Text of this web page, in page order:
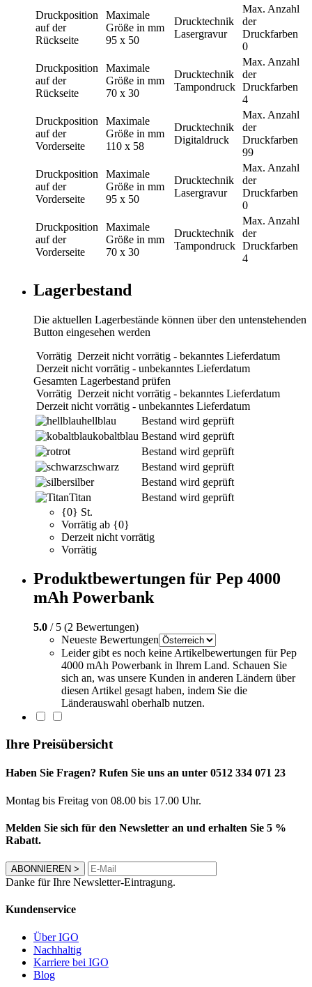
Druckposition
auf der
Rückseite
Maximale
Größe in mm
95 x 50
Drucktechnik
Lasergravur
Max. Anzahl
der
Druckfarben
0
Druckposition
auf der
Rückseite
Maximale
Größe in mm
70 x 30
Drucktechnik
Tampondruck
Max. Anzahl
der
Druckfarben
4
Druckposition
auf der
Vorderseite
Maximale
Größe in mm
110 x 58
Drucktechnik
Digitaldruck
Max. Anzahl
der
Druckfarben
99
Druckposition
auf der
Vorderseite
Maximale
Größe in mm
95 x 50
Drucktechnik
Lasergravur
Max. Anzahl
der
Druckfarben
0
Druckposition
auf der
Vorderseite
Maximale
Größe in mm
70 x 30
Drucktechnik
Tampondruck
Max. Anzahl
der
Druckfarben
4
Lagerbestand
Die aktuellen Lagerbestände können über den untenstehenden
Button eingesehen werden
Vorrätig Derzeit nicht vorrätig - bekanntes Lieferdatum
Derzeit nicht vorrätig - unbekanntes Lieferdatum
Gesamten Lagerbestand prüfen
Vorrätig Derzeit nicht vorrätig - bekanntes Lieferdatum
Derzeit nicht vorrätig - unbekanntes Lieferdatum
hellblau
Bestand wird geprüft
kobaltblau Bestand wird geprüft
rot
Bestand wird geprüft
schwarz
Bestand wird geprüft
silber
Bestand wird geprüft
Titan
Bestand wird geprüft
{0} St.
Vorrätig ab {0}
Derzeit nicht vorrätig
Vorrätig
Produktbewertungen für Pep 4000
mAh Powerbank
5.0 / 5 (2 Bewertungen)
Neueste Bewertungen
Leider gibt es noch keine Artikelbewertungen für Pep
4000 mAh Powerbank in Ihrem Land. Schauen Sie
sich an, was unsere Kunden in anderen Ländern über
diesen Artikel gesagt haben, indem Sie die
Länderauswahl oberhalb nutzen.
Ihre Preisübersicht
Haben Sie Fragen? Rufen Sie uns an unter 0512 334 071 23
Montag bis Freitag von 08.00 bis 17.00 Uhr.
Melden Sie sich für den Newsletter an und erhalten Sie 5 %
Rabatt.
ABONNIEREN >
Danke für Ihre Newsletter-Eintragung.
Kundenservice
Über IGO
Nachhaltig
Karriere bei IGO
Blog